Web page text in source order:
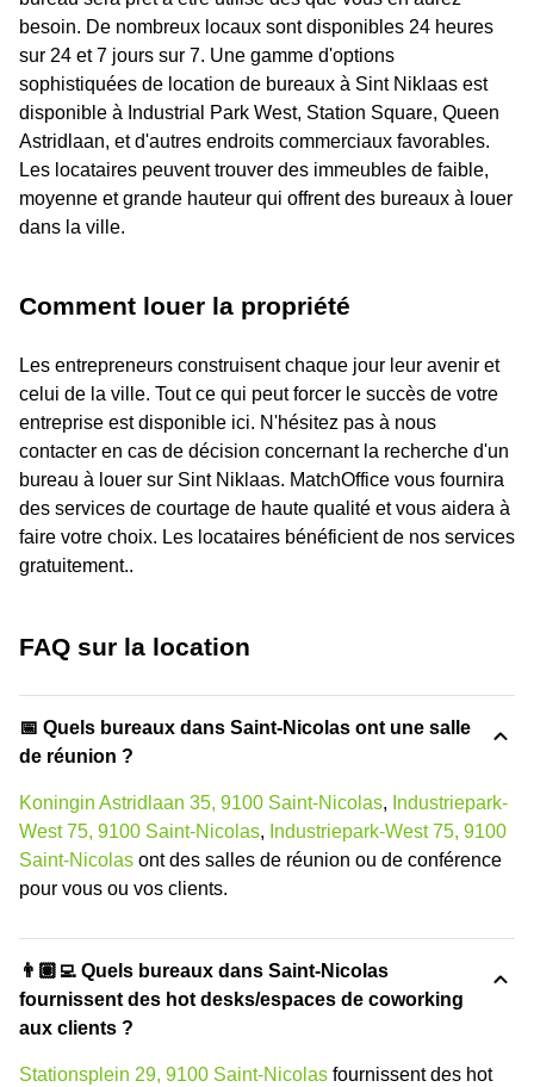
besoin. De nombreux locaux sont disponibles 24 heures
sur 24 et 7 jours sur 7. Une gamme d'options
sophistiquées de location de bureaux à Sint Niklaas est
disponible à Industrial Park West, Station Square, Queen
Astridlaan, et d'autres endroits commerciaux favorables.
Les locataires peuvent trouver des immeubles de faible,
moyenne et grande hauteur qui offrent des bureaux à louer
dans la ville.
Comment louer la propriété
Les entrepreneurs construisent chaque jour leur avenir et
celui de la ville. Tout ce qui peut forcer le succès de votre
entreprise est disponible ici. N'hésitez pas à nous
contacter en cas de décision concernant la recherche d'un
bureau à louer sur Sint Niklaas. MatchOffice vous fournira
des services de courtage de haute qualité et vous aidera à
faire votre choix. Les locataires bénéficient de nos services
gratuitement..
FAQ sur la location
📅 Quels bureaux dans Saint-Nicolas ont une salle
de réunion ?
Koningin Astridlaan 35, 9100 Saint-Nicolas, Industriepark-
West 75, 9100 Saint-Nicolas, Industriepark-West 75, 9100
Saint-Nicolas ont des salles de réunion ou de conférence
pour vous ou vos clients.
👨🏽‍💻 Quels bureaux dans Saint-Nicolas
fournissent des hot desks/espaces de coworking
aux clients ?
Stationsplein 29, 9100 Saint-Nicolas fournissent des hot